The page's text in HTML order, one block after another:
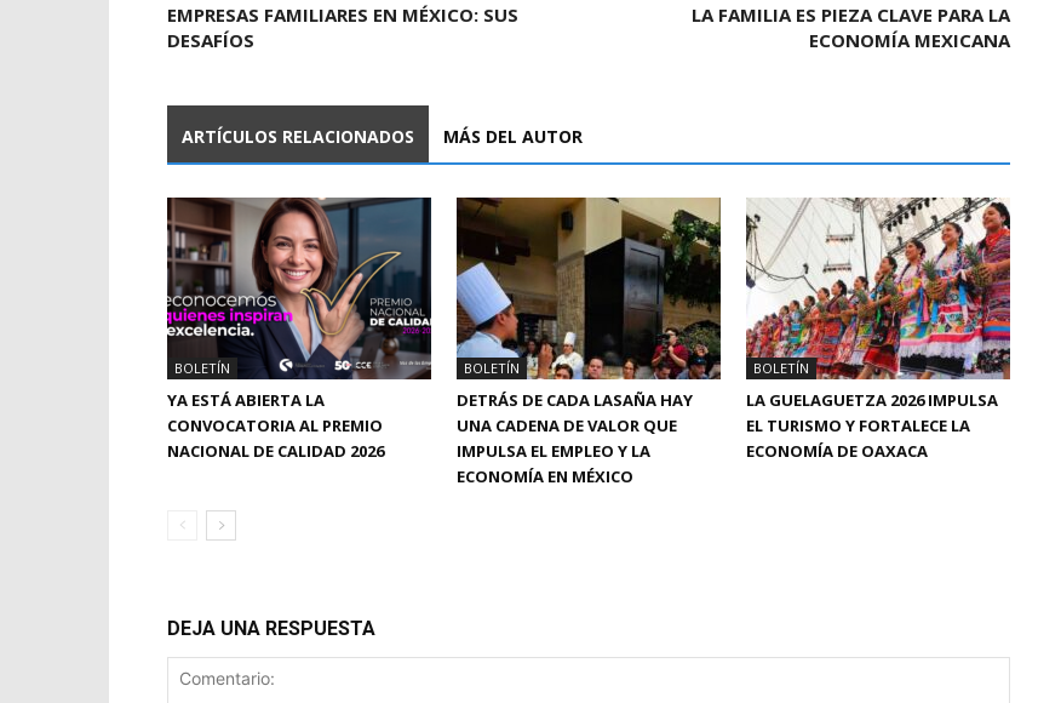
EMPRESAS FAMILIARES EN MÉXICO: SUS
DESAFÍOS
LA FAMILIA ES PIEZA CLAVE PARA LA
ECONOMÍA MEXICANA
ARTÍCULOS RELACIONADOS MÁS DEL AUTOR
BOLETÍN
YA ESTÁ ABIERTA LA
CONVOCATORIA AL PREMIO
NACIONAL DE CALIDAD 2026
BOLETÍN
DETRÁS DE CADA LASAÑA HAY
UNA CADENA DE VALOR QUE
IMPULSA EL EMPLEO Y LA
ECONOMÍA EN MÉXICO
BOLETÍN
LA GUELAGUETZA 2026 IMPULSA
EL TURISMO Y FORTALECE LA
ECONOMÍA DE OAXACA
DEJA UNA RESPUESTA